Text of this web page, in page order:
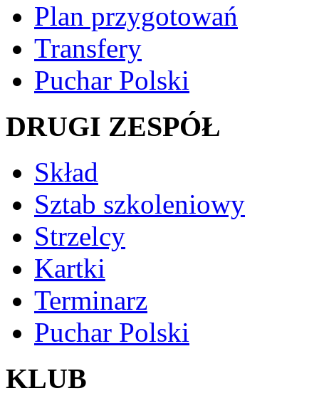
Plan przygotowań
Transfery
Puchar Polski
DRUGI ZESPÓŁ
Skład
Sztab szkoleniowy
Strzelcy
Kartki
Terminarz
Puchar Polski
KLUB